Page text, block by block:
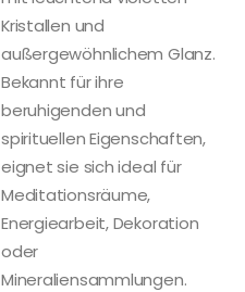
Kristallen und
außergewöhnlichem Glanz.
Bekannt für ihre
beruhigenden und
spirituellen Eigenschaften,
eignet sie sich ideal für
Meditationsräume,
Energiearbeit, Dekoration
oder
Mineraliensammlungen.